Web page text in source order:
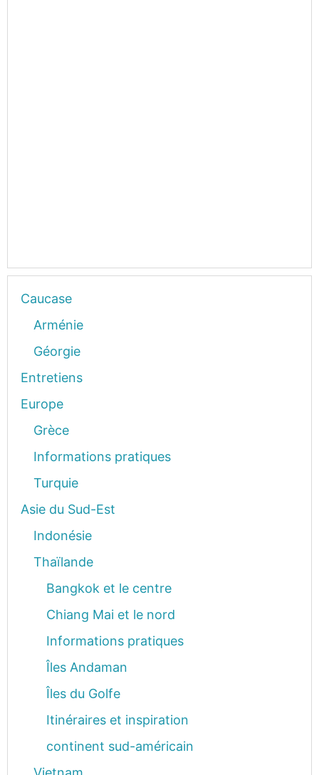
Caucase
Arménie
Géorgie
Entretiens
Europe
Grèce
Informations pratiques
Turquie
Asie du Sud-Est
Indonésie
Thaïlande
Bangkok et le centre
Chiang Mai et le nord
Informations pratiques
Îles Andaman
Îles du Golfe
Itinéraires et inspiration
continent sud-américain